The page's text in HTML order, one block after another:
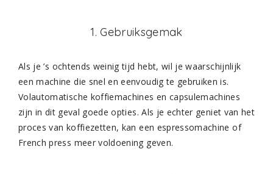
1. Gebruiksgemak
Als je ’s ochtends weinig tijd hebt, wil je waarschijnlijk
een machine die snel en eenvoudig te gebruiken is.
Volautomatische koffiemachines en capsulemachines
zijn in dit geval goede opties. Als je echter geniet van het
proces van koffiezetten, kan een espressomachine of
French press meer voldoening geven.